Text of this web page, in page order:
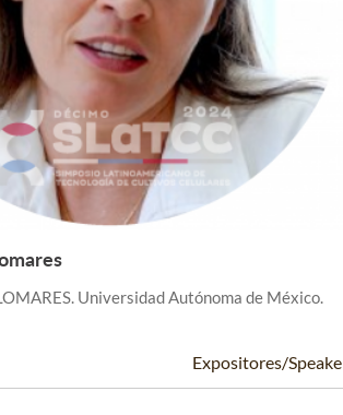
Universidad Autónoma de México.
Expositores/